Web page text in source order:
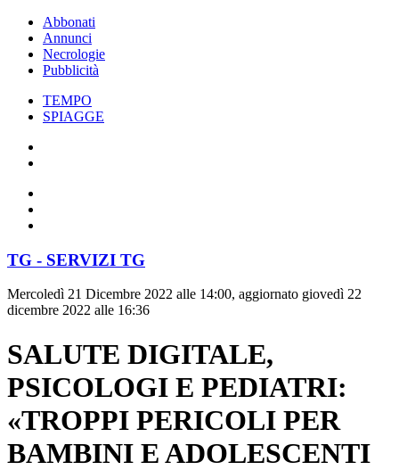
Abbonati
Annunci
Necrologie
Pubblicità
TEMPO
SPIAGGE
TG - SERVIZI TG
Mercoledì 21 Dicembre 2022 alle 14:00, aggiornato giovedì 22
dicembre 2022 alle 16:36
SALUTE DIGITALE,
PSICOLOGI E PEDIATRI:
«TROPPI PERICOLI PER
BAMBINI E ADOLESCENTI